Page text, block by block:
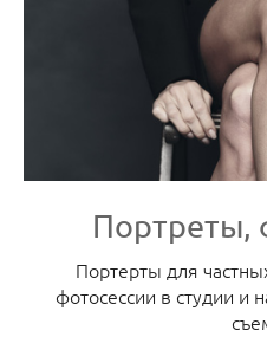
Портреты,
Портерты для
фотосессии в студии и